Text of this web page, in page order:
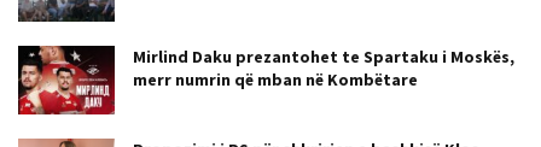
Mirlind Daku prezantohet te Spartaku i Moskës,
merr numrin që mban në Kombëtare